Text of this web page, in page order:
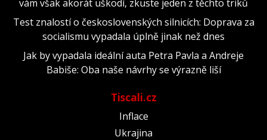
vám však akorát uškodí, zkuste jeden z těchto triků
Test znalostí o československých silnicích: Doprava za
socialismu vypadala úplně jinak než dnes
Jak by vypadala ideální auta Petra Pavla a Andreje
Babiše: Oba naše návrhy se výrazně liší
Tiscali.cz
Inflace
Ukrajina